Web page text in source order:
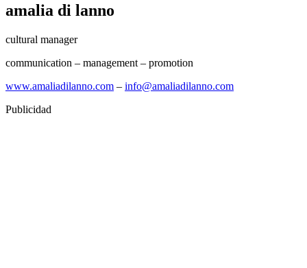
amalia di lanno
cultural manager
communication – management – promotion
www.amaliadilanno.com – info@amaliadilanno.com
Publicidad